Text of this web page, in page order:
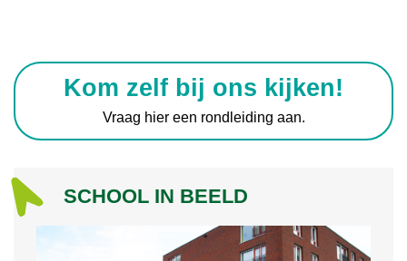
Kom zelf bij ons kijken!
Vraag hier een rondleiding aan.
SCHOOL IN BEELD